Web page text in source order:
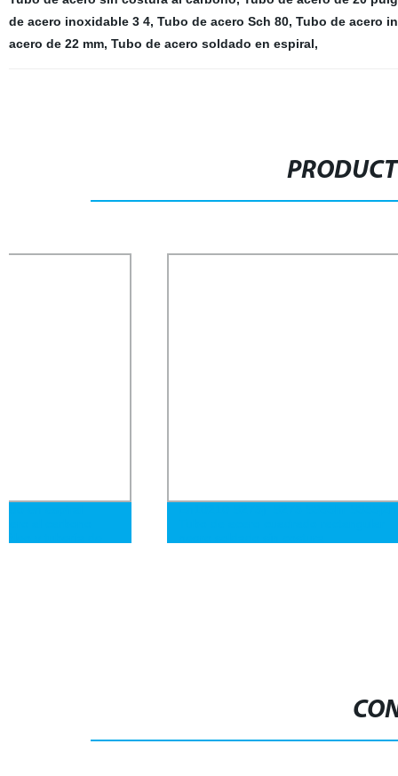
de acero inoxidable 3 4, Tubo de acero Sch 80, Tubo de acero
acero de 22 mm, Tubo de acero soldado en espiral,